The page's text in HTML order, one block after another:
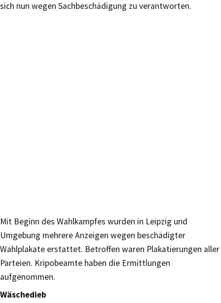
sich nun wegen Sachbeschädigung zu verantworten.
Mit Beginn des Wahlkampfes wurden in Leipzig und
Umgebung mehrere Anzeigen wegen beschädigter
Wahlplakate erstattet. Betroffen waren Plakatierungen aller
Parteien. Kripobeamte haben die Ermittlungen
aufgenommen.
Wäschedieb